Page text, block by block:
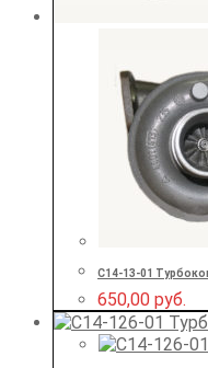
С14-13-01
650,00 руб.